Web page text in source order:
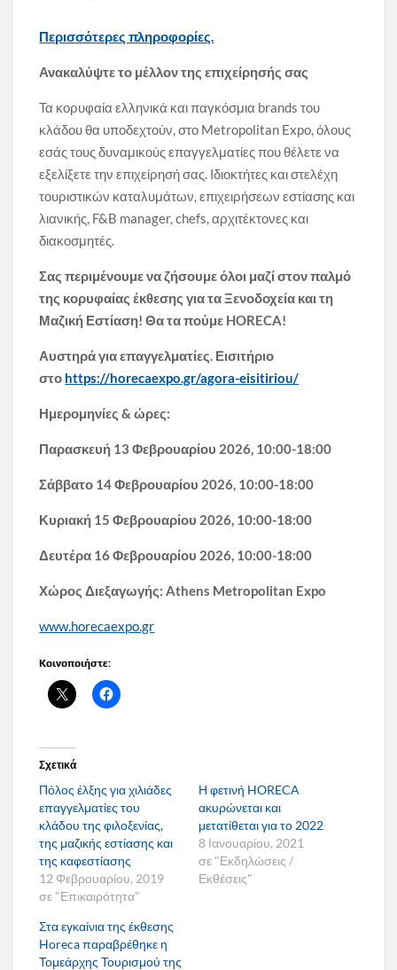
Περισσότερες πληροφορίες.
Ανακαλύψτε το μέλλον της επιχείρησής σας
Τα κορυφαία ελληνικά και παγκόσμια brands του
κλάδου θα υποδεχτούν, στο Metropolitan Expo,όλους
εσάς τους δυναμικούς επαγγελματίες που θέλετε να
εξελίξετε την επιχείρησή σας. Ιδιοκτήτες και στελέχη
τουριστικών καταλυμάτων, επιχειρήσεων εστίασης και
λιανικής, F&B manager, chefs, αρχιτέκτονες και
διακοσμητές.
Σας περιμένουμε να ζήσουμε όλοι μαζί στον παλμό
της κορυφαίας έκθεσηςγια ταΞενοδοχεία και τη
Μαζική Εστίαση!Θα τα πούμε HORECA!
Αυστηρά για επαγγελματίες. Εισιτήριο
στο https://horecaexpo.gr/agora-eisitiriou/
Ημερομηνίες & ώρες:
Παρασκευή 13 Φεβρουαρίου 2026, 10:00-18:00
Σάββατο 14Φεβρουαρίου 2026, 10:00-18:00
Κυριακή 15 Φεβρουαρίου 2026, 10:00-18:00
Δευτέρα 16Φεβρουαρίου 2026, 10:00-18:00
Χώρος Διεξαγωγής:Athens Metropolitan Expo
www.horecaexpo.gr
Κοινοποιήστε:
Σχετικά
Πόλος έλξης για χιλιάδες
επαγγελματίες του
κλάδου της φιλοξενίας,
της μαζικής εστίασης και
της καφεστίασης
12 Φεβρουαρίου, 2019
σε "Επικαιρότητα"
Η φετινή HORECA
ακυρώνεται και
μετατίθεται για το 2022
8 Ιανουαρίου, 2021
σε "Εκδηλώσεις /
Εκθέσεις"
Στα εγκαίνια της έκθεσης
Horeca παραβρέθηκε η
Τομεάρχης Τουρισμού της